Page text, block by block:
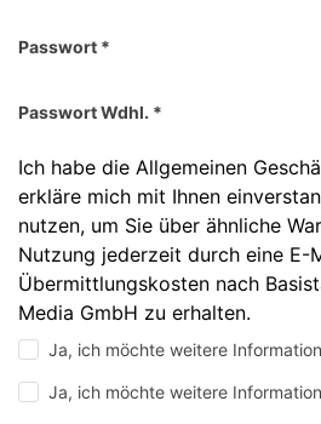
Passwort *
Passwort Wdhl. *
Ich habe die Allgemeinen
erkläre mich mit Ihnen
nutzen, um Sie über ähnliche
Nutzung jederzeit durch eine E-
Übermittlungskosten nach
Media GmbH zu erhalten.
Ja, ich möchte weitere
Ja, ich möchte weitere